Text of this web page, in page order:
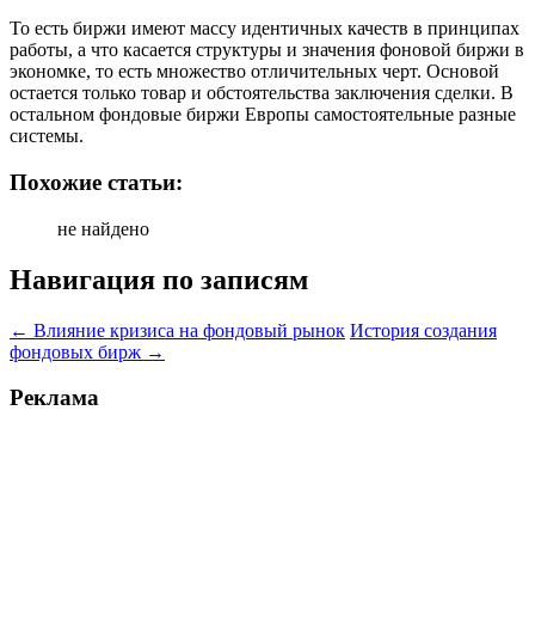
То есть биржи имеют массу идентичных качеств в принципах
работы, а что касается структуры и значения фоновой биржи в
экономке, то есть множество отличительных черт. Основой
остается только товар и обстоятельства заключения сделки. В
остальном фондовые биржи Европы самостоятельные разные
системы.
Похожие статьи:
не найдено
Навигация по записям
← Влияние кризиса на фондовый рынок История создания
фондовых бирж →
Реклама